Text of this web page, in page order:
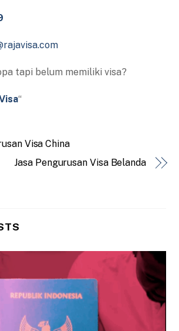
tapi belum memiliki visa?
“
Visa China
Jasa Pengurusan Visa Belanda